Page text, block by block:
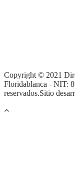
Copyright © 2021
Floridablanca - NIT:
reservados.Sitio